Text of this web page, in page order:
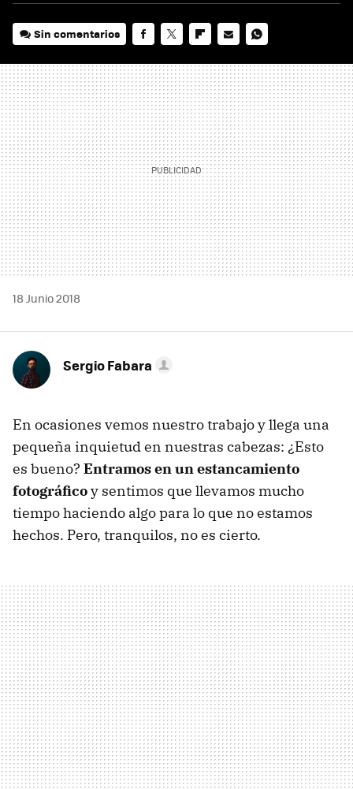
Sin comentarios
MAIL
18 Junio 2018
Sergio Fabara
En ocasiones vemos nuestro trabajo y llega una
pequeña inquietud en nuestras cabezas: ¿Esto
es bueno? Entramos en un estancamiento
fotográficoy sentimos que llevamos mucho
tiempo haciendo algo para lo que no estamos
hechos. Pero, tranquilos, no es cierto.